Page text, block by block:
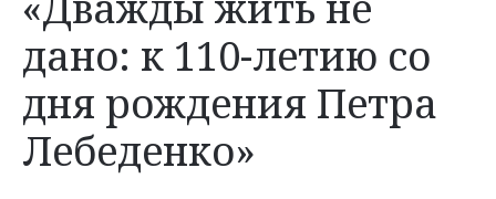
дано: к 110-летию со
дня рождения Петра
Лебеденко»